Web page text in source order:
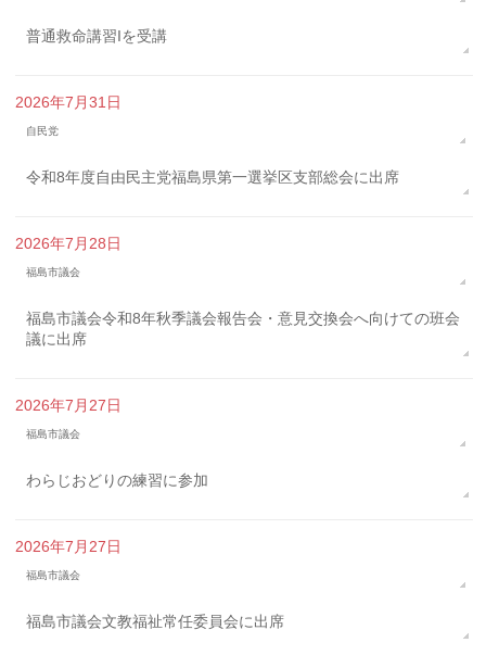
普通救命講習Iを受講
2026年7月31日
自民党
令和8年度自由民主党福島県第一選挙区支部総会に出席
2026年7月28日
福島市議会
福島市議会令和8年秋季議会報告会・意見交換会へ向けての班会
議に出席
2026年7月27日
福島市議会
わらじおどりの練習に参加
2026年7月27日
福島市議会
福島市議会文教福祉常任委員会に出席